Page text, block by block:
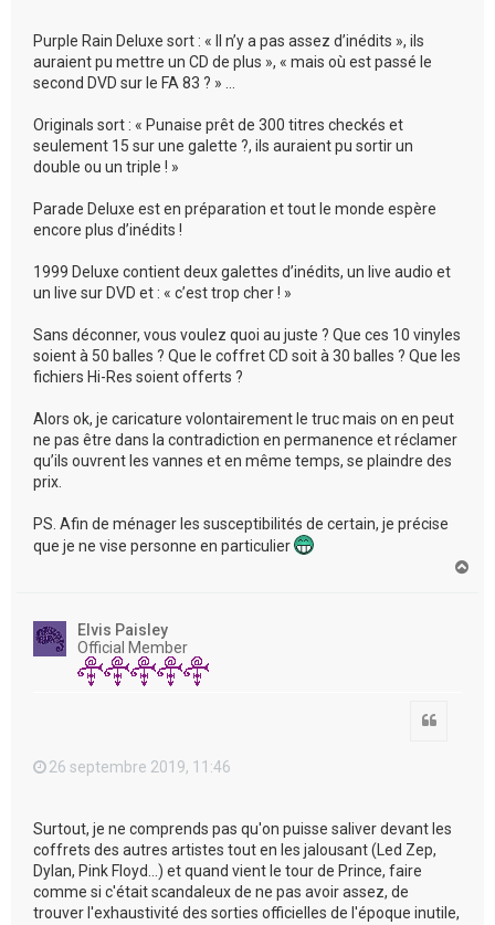
Purple Rain Deluxe sort : « Il n’y a pas assez d’inédits », ils
auraient pu mettre un CD de plus », « mais où est passé le
second DVD sur le FA 83 ? » …
Originals sort : « Punaise prêt de 300 titres checkés et
seulement 15 sur une galette ?, ils auraient pu sortir un
double ou un triple ! »
Parade Deluxe est en préparation et tout le monde espère
encore plus d’inédits !
1999 Deluxe contient deux galettes d’inédits, un live audio et
un live sur DVD et : « c’est trop cher ! »
Sans déconner, vous voulez quoi au juste ? Que ces 10 vinyles
soient à 50 balles ? Que le coffret CD soit à 30 balles ? Que les
fichiers Hi-Res soient offerts ?
Alors ok, je caricature volontairement le truc mais on en peut
ne pas être dans la contradiction en permanence et réclamer
qu’ils ouvrent les vannes et en même temps, se plaindre des
prix.
PS. Afin de ménager les susceptibilités de certain, je précise
que je ne vise personne en particulier
Elvis Paisley
Official Member
26 septembre 2019, 11:46
Surtout, je ne comprends pas qu'on puisse saliver devant les
coffrets des autres artistes tout en les jalousant (Led Zep,
Dylan, Pink Floyd...) et quand vient le tour de Prince, faire
comme si c'était scandaleux de ne pas avoir assez, de
trouver l'exhaustivité des sorties officielles de l'époque inutile,